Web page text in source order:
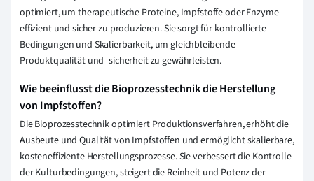
optimiert, um therapeutische Proteine, Impfstoffe oder Enzyme
effizient und sicher zu produzieren. Sie sorgt für kontrollierte
Bedingungen und Skalierbarkeit, um gleichbleibende
Produktqualität und -sicherheit zu gewährleisten.
Wie beeinflusst die Bioprozesstechnik die Herstellung
von Impfstoffen?
Die Bioprozesstechnik optimiert Produktionsverfahren, erhöht die
Ausbeute und Qualität von Impfstoffen und ermöglicht skalierbare,
kosteneffiziente Herstellungsprozesse. Sie verbessert die Kontrolle
der Kulturbedingungen, steigert die Reinheit und Potenz der